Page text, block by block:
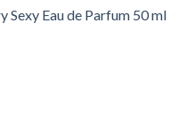
Sexy Eau de Parfum 50 ml